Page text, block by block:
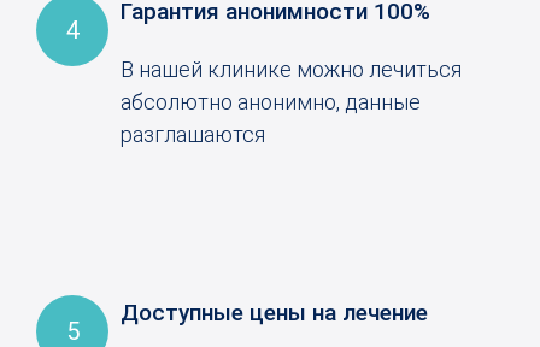
4
Гарантия анонимности 100%
В нашей клинике можно лечиться
абсолютно анонимно, данные
разглашаются
5
Доступные цены на лечение